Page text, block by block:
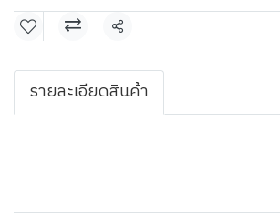
แชร์
รายละเอียดสินค้า